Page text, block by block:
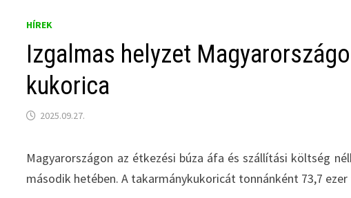
HÍREK
Izgalmas helyzet
kukorica
2025.09.27.
Magyarországon az étkezési búza áfa és szállítási költség
második hetében. A takarmánykukoricát tonnánként 73,7